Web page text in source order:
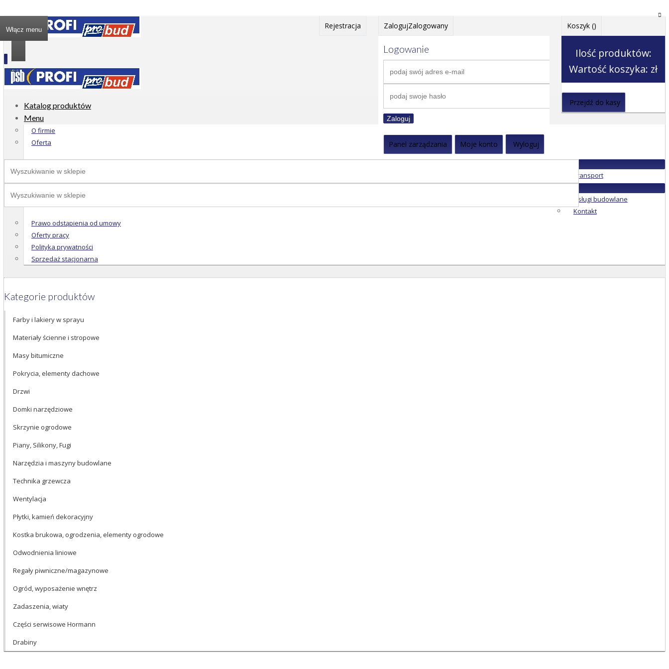
Rejestracja ZalogujZalogowany
Logowanie
Zaloguj
Panel zarządzania Moje konto Wyloguj
Koszyk ()
Ilość produktów:
Wartość koszyka: zł
Przejdź do kasy
Włącz menu
Katalog produktów
Menu
O firmie
Oferta
Transport
Usługi budowlane
Kontakt
Prawo odstąpienia od umowy
Oferty pracy
Polityka prywatności
Sprzedaż stacjonarna
Kategorie produktów
Farby i lakiery w sprayu
Materiały ścienne i stropowe
Masy bitumiczne
Pokrycia, elementy dachowe
Drzwi
Domki narzędziowe
Skrzynie ogrodowe
Piany, Silikony, Fugi
Narzędzia i maszyny budowlane
Technika grzewcza
Wentylacja
Płytki, kamień dekoracyjny
Kostka brukowa, ogrodzenia, elementy ogrodowe
Odwodnienia liniowe
Regały piwniczne/magazynowe
Ogród, wyposażenie wnętrz
Zadaszenia, wiaty
Części serwisowe Hormann
Drabiny